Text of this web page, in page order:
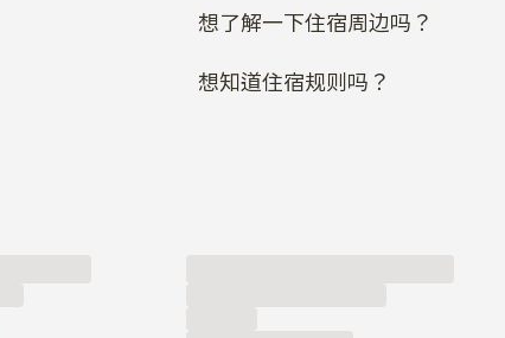
想了解一下住宿周边吗？
想知道住宿规则吗？